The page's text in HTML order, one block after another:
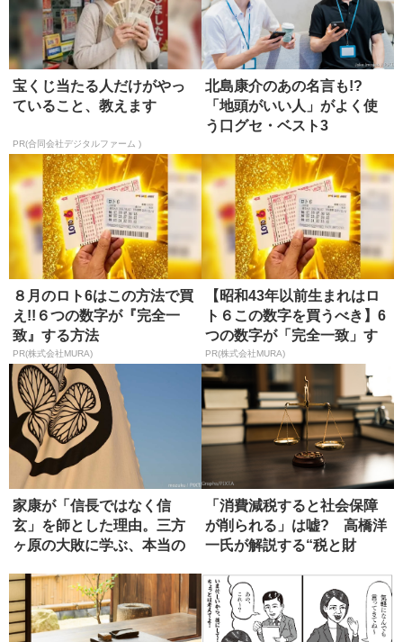
宝くじ当たる人だけがやっ
ていること、教えます
PR(合同会社デジタルファーム )
北島康介のあの名言も!?
「地頭がいい人」がよく使
う口グセ・ベスト3
８月のロト6はこの方法で買
え!!６つの数字が『完全一
致』する方法
PR(株式会社MURA)
【昭和43年以前生まれはロ
ト６この数字を買うべき】6
つの数字が「完全一致」す
る方...
PR(株式会社MURA)
家康が「信長ではなく信
玄」を師とした理由。三方
ヶ原の大敗に学ぶ、本当の
「消費減税すると社会保障
が削られる」は嘘? 高橋洋
一氏が解説する“税と財